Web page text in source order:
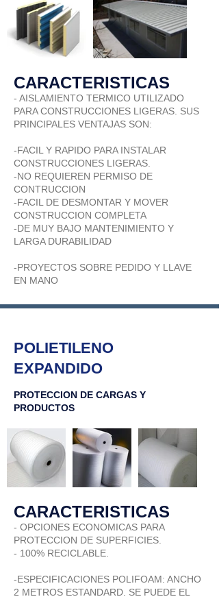
CARACTERISTICAS
- AISLAMIENTO TERMICO UTILIZADO
PARA CONSTRUCCIONES LIGERAS. SUS
PRINCIPALES VENTAJAS SON:
-FACIL Y RAPIDO PARA INSTALAR
CONSTRUCCIONES LIGERAS.
-NO REQUIEREN PERMISO DE
CONTRUCCION
-FACIL DE DESMONTAR Y MOVER
CONSTRUCCION COMPLETA
-DE MUY BAJO MANTENIMIENTO Y
LARGA DURABILIDAD
-PROYECTOS SOBRE PEDIDO Y LLAVE
EN MANO
POLIETILENO
EXPANDIDO
PROTECCION DE CARGAS Y
PRODUCTOS
CARACTERISTICAS
- OPCIONES ECONOMICAS PARA
PROTECCION DE SUPERFICIES.
- 100% RECICLABLE.
-ESPECIFICACIONES POLIFOAM: ANCHO
2 METROS ESTANDARD. SE PUEDE EL